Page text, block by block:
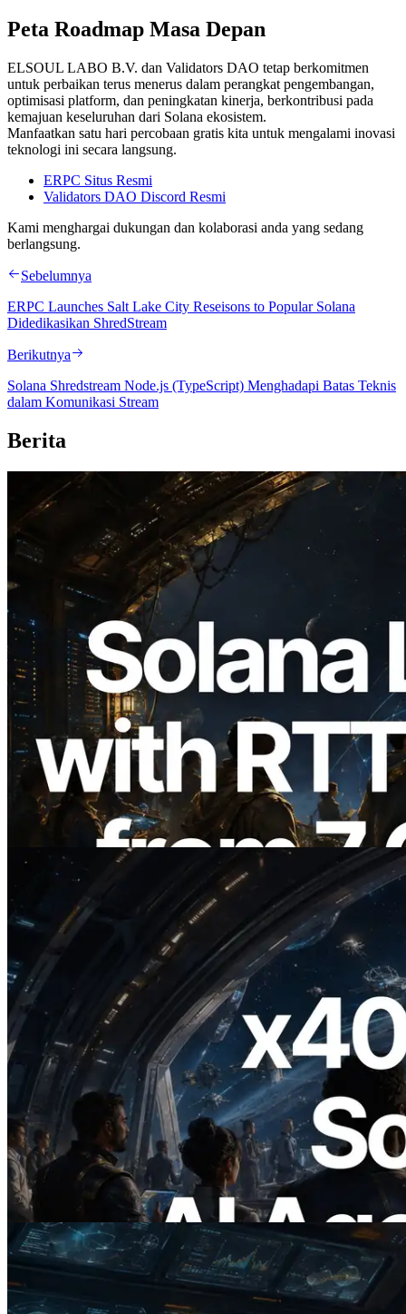
Peta Roadmap Masa Depan
ELSOUL LABO B.V. dan Validators DAO tetap berkomitmen
untuk perbaikan terus menerus dalam perangkat pengembangan,
optimisasi platform, dan peningkatan kinerja, berkontribusi pada
kemajuan keseluruhan dari Solana ekosistem.
Manfaatkan satu hari percobaan gratis kita untuk mengalami inovasi
teknologi ini secara langsung.
ERPC Situs Resmi
Validators DAO Discord Resmi
Kami menghargai dukungan dan kolaborasi anda yang sedang
berlangsung.
Sebelumnya
ERPC Launches Salt Lake City Reseisons to Popular Solana
Didedikasikan ShredStream
Berikutnya
Solana Shredstream Node.js (TypeScript) Menghadapi Batas Teknis
dalam Komunikasi Stream
Berita
2026.08.05
ERPC Memperluas Solana Leader Slot
API dengan Pengukuran Ping dari 7
Region Global — Validators Information
API Juga Diluncurkan
2026.07.04
ERPC Meluncurkan Solana RPC
Berbasis x402 — Era AI Agent
Membayar API yang Dibutuhkan Secara
On Demand
Baca artikel ini